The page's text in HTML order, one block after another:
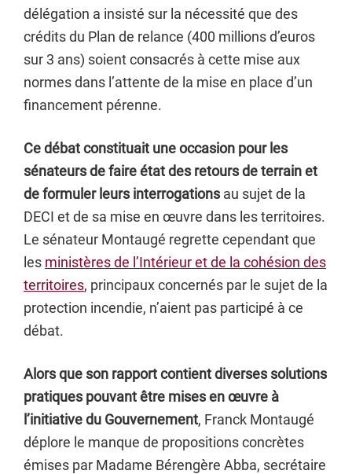
délégation a insisté sur la nécessité que des
crédits du Plan de relance (400 millions d’euros
sur 3 ans) soient consacrés à cette mise aux
normes dans l’attente de la mise en place d’un
financement pérenne.
Ce débat constituait une occasion pour les
sénateurs de faire état des retours de terrain et
de formuler leurs interrogations au sujet de la
DECI et de sa mise en œuvre dans les territoires.
Le sénateur Montaugé regrette cependant que
les ministères de l’Intérieur et de la cohésion des
territoires, principaux concernés par le sujet de la
protection incendie, n’aient pas participé à ce
débat.
Alors que son rapport contient diverses solutions
pratiques pouvant être mises en œuvre à
l’initiative du Gouvernement, Franck Montaugé
déplore le manque de propositions concrètes
émises par Madame Bérengère Abba, secrétaire